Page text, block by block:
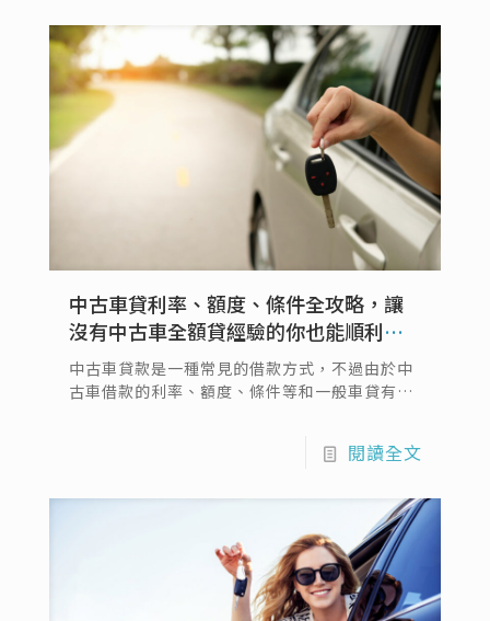
議在購買前多加了解，本文將介紹二手車/中古
車貸利率多少合理…
中古車貸利率、額度、條件全攻略，讓
沒有中古車全額貸經驗的你也能順利貸
全額！
中古車貸款是一種常見的借款方式，不過由於中
古車借款的利率、額度、條件等和一般車貸有所
最適合的借款機構、利率如何計算、貸款額度能
古車貸款的各項問題進行全面解析，即使您沒有
閱讀全文